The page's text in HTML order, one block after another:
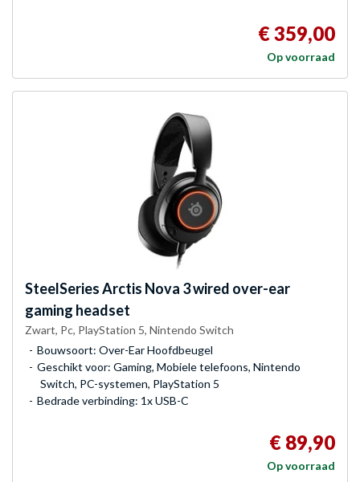
€ 359,00
Op voorraad
SteelSeriesArctis Nova 3 wired over-ear
gaming headset
Zwart, Pc, PlayStation 5, Nintendo Switch
Bouwsoort: Over-Ear Hoofdbeugel
Geschikt voor: Gaming, Mobiele telefoons, Nintendo
Switch, PC-systemen, PlayStation 5
Bedrade verbinding: 1x USB-C
€ 89,90
Op voorraad